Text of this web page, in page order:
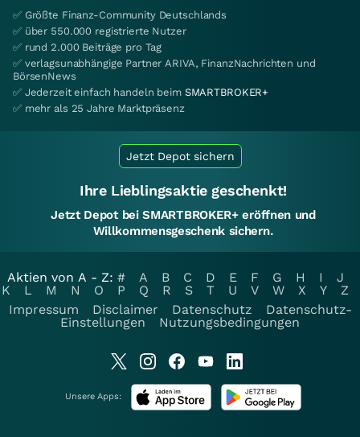
✅ Größte Finanz-Community Deutschlands
✅ über 550.000 registrierte Nutzer
✅ rund 2.000 Beiträge pro Tag
✅ verlagsunabhängige Partner ARIVA, FinanzNachrichten und
BörsenNews
✅ Jederzeit einfach handeln beim SMARTBROKER+
✅ mehr als 25 Jahre Marktpräsenz
Jetzt Depot sichern
Ihre Lieblingsaktie geschenkt!
Jetzt Depot bei SMARTBROKER+ eröffnen und
Willkommensgeschenk sichern.
Aktien von A - Z: # A B C D E F G H I
J
K
L M N O P Q R S T U V W X Y
Z
Impressum
Disclaimer Datenschutz
Datenschutz-
Einstellungen
Nutzungsbedingungen
Unsere Apps: